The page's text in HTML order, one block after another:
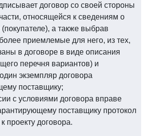
договор со своей стороны
относящейся к сведениям о
(покупателе), а также выбрав
приемлемые для него, из тех,
в договоре в виде описания
перечня вариантов) и
экземпляр договора
поставщику;
с условиями договора вправе
поставщику протокол
проекту договора.